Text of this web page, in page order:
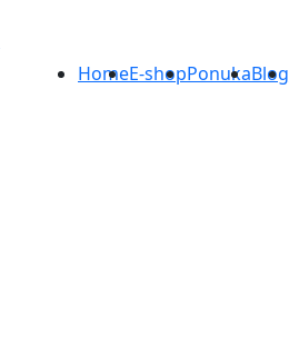
HomeE-shopPonukaBlog